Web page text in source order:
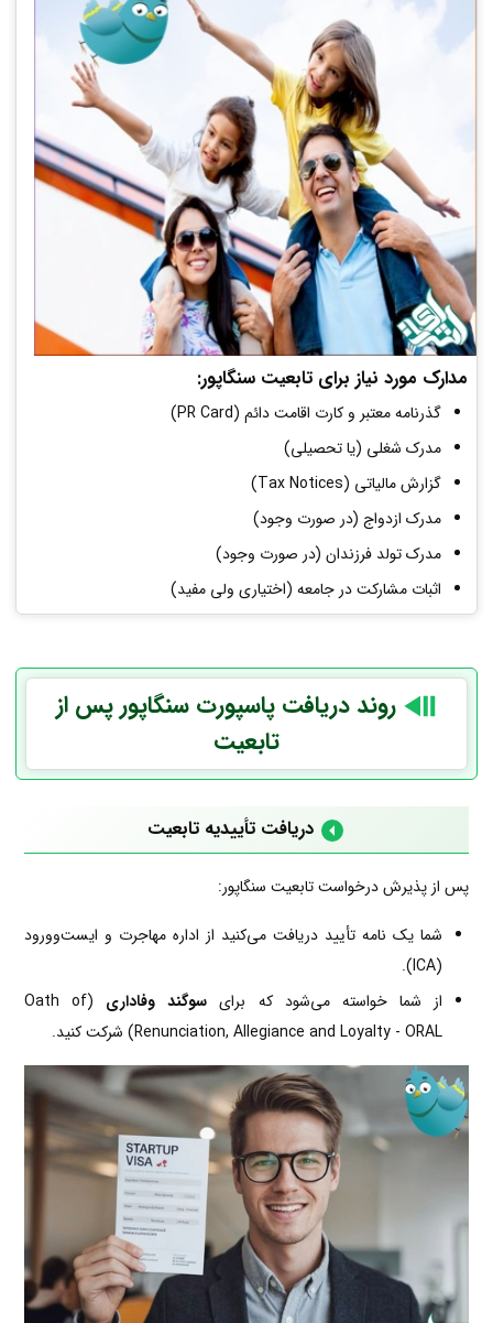
مدارک مورد نیاز برای تابعیت سنگاپور:
گذرنامه معتبر و کارت اقامت دائم (PR Card)
مدرک شغلی (یا تحصیلی)
گزارش مالیاتی (Tax Notices)
مدرک ازدواج (در صورت وجود)
مدرک تولد فرزندان (در صورت وجود)
اثبات مشارکت در جامعه (اختیاری ولی مفید)
روند دریافت پاسپورت سنگاپور پس از
تابعیت
دریافت تأییدیه تابعیت
پس از پذیرش درخواست تابعیت سنگاپور:
شما یک نامه تأیید دریافت می‌کنید از اداره مهاجرت و ایست‌و‌ورود
(ICA).
از شما خواسته می‌شود که برای سوگند وفاداری
(Oath of
Renunciation, Allegiance and Loyalty - ORAL) شرکت کنید.